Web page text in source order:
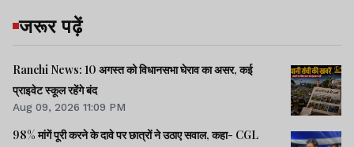
जरूर पढ़ें
Ranchi News: 10 अगस्त को विधानसभा घेराव का असर, कई
प्राइवेट स्कूल रहेंगे बंद
Aug 09, 2026 11:09 PM
98% मांगें पूरी करने के दावे पर छात्रों ने उठाए सवाल, कहा- CGL